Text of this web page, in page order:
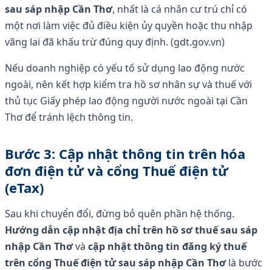
sau sáp nhập Cần Thơ, nhất là cá nhân cư trú chỉ có
một nơi làm việc đủ điều kiện ủy quyền hoặc thu nhập
vãng lai đã khấu trừ đúng quy định. (gdt.gov.vn)
Nếu doanh nghiệp có yếu tố sử dụng lao động nước
ngoài, nên kết hợp kiểm tra hồ sơ nhân sự và thuế với
thủ tục Giấy phép lao động người nước ngoài tại Cần
Thơ để tránh lệch thông tin.
Bước 3: Cập nhật thông tin trên hóa
đơn điện tử và cổng Thuế điện tử
(eTax)
Sau khi chuyển đổi, đừng bỏ quên phần hệ thống.
Hướng dẫn cập nhật địa chỉ trên hồ sơ thuế sau sáp
nhập Cần Thơvà cập nhật thông tin đăng ký thuế
trên cổng Thuế điện tử sau sáp nhập Cần Thơlà bước